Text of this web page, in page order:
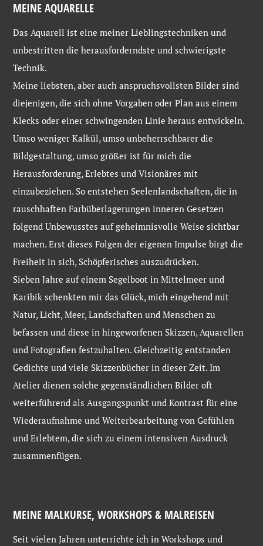
MEINE AQUARELLE
Das Aquarell ist eine meiner Lieblingstechniken und
unbestritten die herausforderndste und schwierigste
Technik.
Meine liebsten, aber auch anspruchsvollsten Bilder sind
diejenigen, die sich ohne Vorgaben oder Plan aus einem
Klecks oder einer schwingenden Linie heraus entwickeln.
Umso weniger Kalkül, umso unbeherrschbarer die
Bildgestaltung, umso größer ist für mich die
Herausforderung, Erlebtes und Visionäres mit
einzubeziehen. So entstehen Seelenlandschaften, die in
rauschhaften Farbüberlagerungen inneren Gesetzen
folgend Unbewusstes auf geheimnisvolle Weise sichtbar
machen. Erst dieses Folgen der eigenen Impulse birgt die
Freiheit in sich, Schöpferisches auszudrücken.
Sieben Jahre auf einem Segelboot in Mittelmeer und
Karibik schenkten mir das Glück, mich eingehend mit
Natur, Licht, Meer, Landschaften und Menschen zu
befassen und diese in hingeworfenen Skizzen, Aquarellen
und Fotografien festzuhalten. Gleichzeitig entstanden
Gedichte und viele Skizzenbücher in dieser Zeit. Im
Atelier dienen solche gegenständlichen Bilder oft
weiterführend als Ausgangspunkt und Kontrast für eine
Wiederaufnahme und Weiterbearbeitung von Gefühlen
und Erlebtem, die sich zu einem intensiven Ausdruck
zusammenfügen.
MEINE MALKURSE, WORKSHOPS & MALREISEN
Seit vielen Jahren unterrichte ich in Workshops und